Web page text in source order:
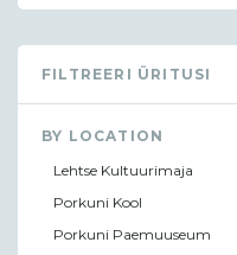
FILTREERI ÜRITUSI
BY LOCATION
Lehtse Kultuurimaja
Porkuni Kool
Porkuni Paemuuseum